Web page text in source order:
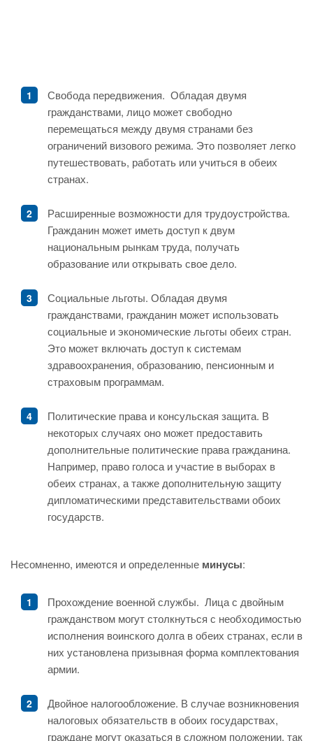
Свобода передвижения. Обладая двумя
гражданствами, лицо может свободно
перемещаться между двумя странами без
ограничений визового режима. Это позволяет легко
путешествовать, работать или учиться в обеих
странах.
Расширенные возможности для трудоустройства.
Гражданин может иметь доступ к двум
национальным рынкам труда, получать
образование или открывать свое дело.
Социальные льготы. Обладая двумя
гражданствами, гражданин может использовать
социальные и экономические льготы обеих стран.
Это может включать доступ к системам
здравоохранения, образованию, пенсионным и
страховым программам.
Политические права и консульская защита. В
некоторых случаях оно может предоставить
дополнительные политические права гражданина.
Например, право голоса и участие в выборах в
обеих странах, а также дополнительную защиту
дипломатическими представительствами обоих
государств.
Несомненно, имеются и определенные минусы:
Прохождение военной службы. Лица с двойным
гражданством могут столкнуться с необходимостью
исполнения воинского долга в обеих странах, если в
них установлена призывная форма комплектования
армии.
Двойное налогообложение. В случае возникновения
налоговых обязательств в обоих государствах,
граждане могут оказаться в сложном положении, так